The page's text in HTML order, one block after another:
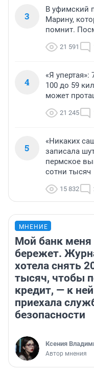
3
В уфимский
Марину,
помнит.
21 591
4
«Я упертая»:
100 до 59
может
21 245
5
«Никаких
записала
пермское
сотни тысяч
15 832
МНЕНИЕ
Мой банк меня
бережет.
хотела снять
тысяч, чтобы
кредит, — к
приехала
безопасности
Ксения
Автор мнения